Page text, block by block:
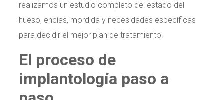
realizamos un estudio completo del estado del
hueso, encías, mordida y necesidades específicas
para decidir el mejor plan de tratamiento.
El proceso de
implantología paso a